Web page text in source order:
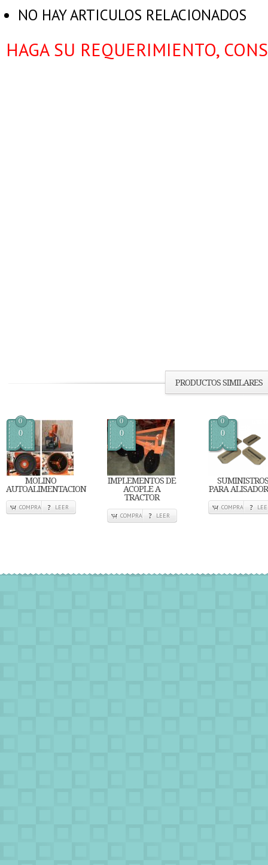
NO HAY ARTICULOS RELACIONADOS
HAGA SU REQUERIMIENTO,
PRODUCTOS SIMILARES
0
0
MOLINO
AUTOALIMENTACION
COMPRA LEER
0
0
IMPLEMENTOS DE
ACOPLE A
TRACTOR
COMPRA LEER
0
0
PARA
COMPRA